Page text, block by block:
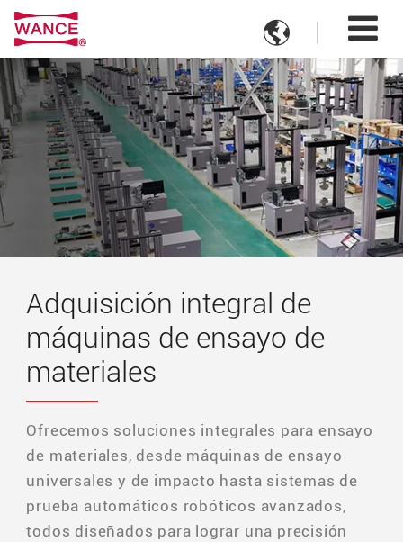

Adquisición integral de
máquinas de ensayo de
materiales
Ofrecemos soluciones integrales para ensayo
de materiales, desde máquinas de ensayo
universales y de impacto hasta sistemas de
prueba automáticos robóticos avanzados,
todos diseñados para lograr una precisión